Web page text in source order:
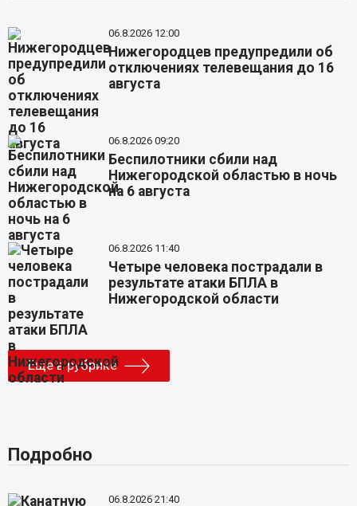
06.8.2026 12:00
Нижегородцев предупредили об
отключениях телевещания до 16
августа
06.8.2026 09:20
Беспилотники сбили над
Нижегородской областью в ночь
на 6 августа
06.8.2026 11:40
Четыре человека пострадали в
результате атаки БПЛА в
Нижегородской области
Еще в рубрике
Подробно
06.8.2026 21:40